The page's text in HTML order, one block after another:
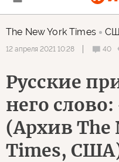
The New York Times
12 апреля 2021 10:28 40
Русские
него
(Архив The
Times,